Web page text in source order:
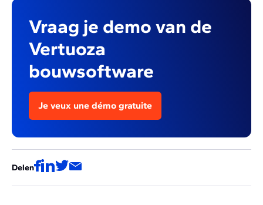
Vraag je demo van de
Vertuoza
bouwsoftware
Je veux une démo gratuite
Delen